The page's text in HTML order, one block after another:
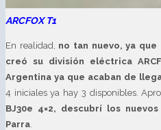
ARCFOX T1
En realidad, no tan nuevo, ya que
creó su división eléctrica
Argentina ya que acaban de
4 iniciales ya hay 3 disponibles.
BJ30e 4×2, descubrí los
Parra